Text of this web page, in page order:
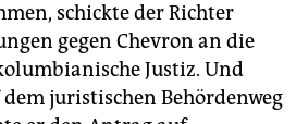
schickte der Richter
gegen Chevron an die
Justiz. Und
juristischen Behördenweg